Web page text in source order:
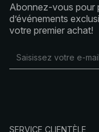
Abonnez-vous pour
d’événements
votre premier achat!
SERVICE CLIENTÈLE